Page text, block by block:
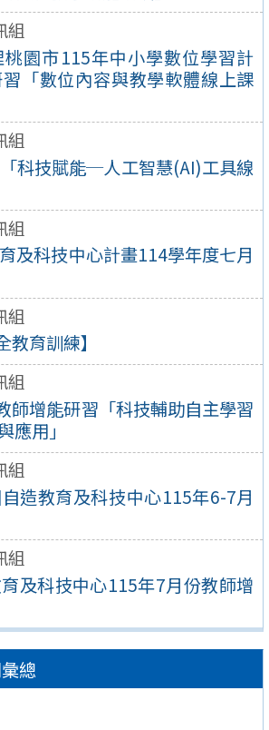
組
園市115年中小學數位學習計
「數位內容與教學軟體線上課
組
科技賦能─人工智慧(AI)工具線
組
及科技中心計畫114學年度七月
組
教育訓練】
組
師增能研習「科技輔助自主學習
應用」
組
造教育及科技中心115年6-7月
組
及科技中心115年7月份教師增
總